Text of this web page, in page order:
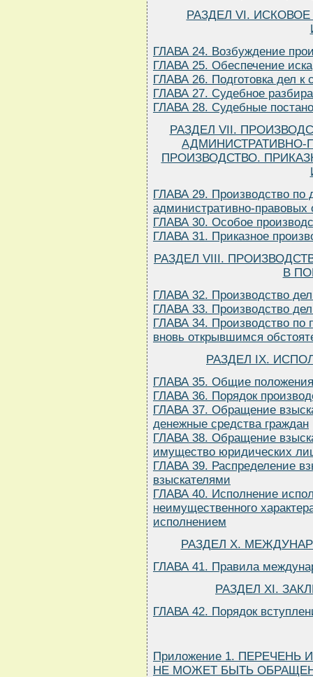
РАЗДЕЛ VI.
ГЛАВА 24. Возбуждение
ГЛАВА 25. Обеспечение иска
ГЛАВА 26. Подготовка дел к
ГЛАВА 27. Судебное
ГЛАВА 28. Судебные
РАЗДЕЛ VII.
ПРОИЗВОДСТВО.
ГЛАВА 29. Производство
административно-правовых
ГЛАВА 30. Особое
ГЛАВА 31. Приказное
РАЗДЕЛ VIII.
В
ГЛАВА 32. Производство
ГЛАВА 33. Производство
ГЛАВА 34. Производство по
вновь открывшимся
РАЗДЕЛ IX.
ГЛАВА 35. Общие положения
ГЛАВА 36. Порядок
ГЛАВА 37. Обращение
денежные средства граждан
ГЛАВА 38. Обращение
имущество юридических
ГЛАВА 39. Распределение
взыскателями
ГЛАВА 40. Исполнение
неимущественного
исполнением
РАЗДЕЛ Х.
ГЛАВА 41. Правила
РАЗДЕЛ XI.
ГЛАВА 42. Порядок
Приложение 1.
НЕ МОЖЕТ БЫТЬ